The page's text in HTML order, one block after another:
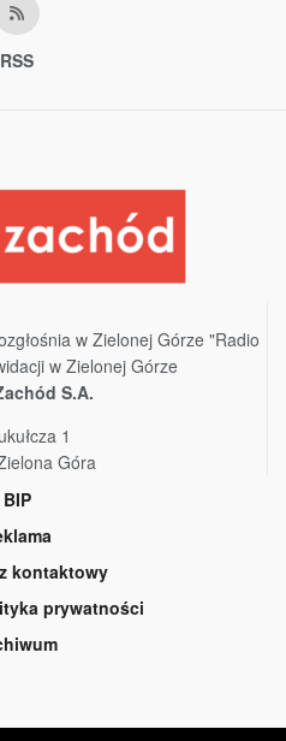
RSS
w Zielonej Górze "Radio
w Zielonej Górze
S.A.
1
Góra
BIP
kontaktowy
prywatności